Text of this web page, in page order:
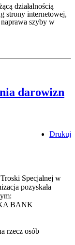
działalnością
strony internetowej,
szyby w
darowizn
Drukuj
Specjalnej w
pozyskała
BANK
rzecz osób